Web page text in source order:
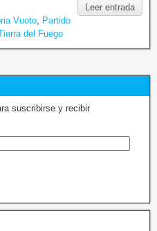
Leer entrada
Vuoto
Partido
del Fuego
suscribirse y recibir